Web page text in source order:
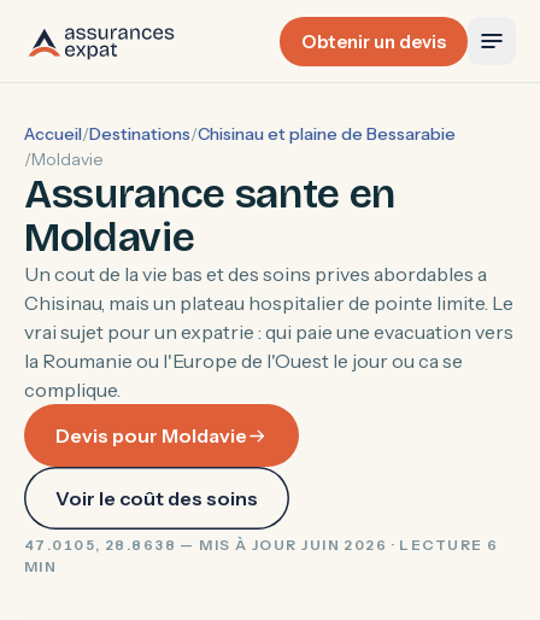
Obtenir un devis
Accueil/Destinations/Chisinau et plaine de Bessarabie
/Moldavie
Assurance sante en
Moldavie
Un cout de la vie bas et des soins prives abordables a
Chisinau, mais un plateau hospitalier de pointe limite. Le
vrai sujet pour un expatrie : qui paie une evacuation vers
la Roumanie ou l'Europe de l'Ouest le jour ou ca se
complique.
Devis pour Moldavie
Voir le coût des soins
47.0105, 28.8638 — MIS À JOUR JUIN 2026 · LECTURE 6
MIN